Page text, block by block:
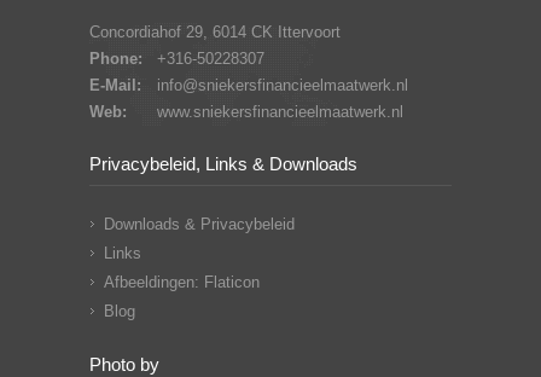
Concordiahof 29, 6014 CK Ittervoort
Phone:
+316-50228307
E-Mail:
info@sniekersfinancieelmaatwerk.nl
Web:
www.sniekersfinancieelmaatwerk.nl
Privacybeleid, Links & Downloads
Downloads & Privacybeleid
Links
Afbeeldingen: Flaticon
Blog
Photo by